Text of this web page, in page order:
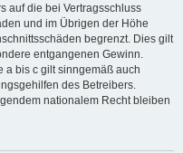
auf die bei Vertragsschluss
und im Übrigen der Höhe
begrenzt. Dies gilt
entgangenen Gewinn.
a bis c gilt sinngemäß auch
des Betreibers.
nationalem Recht bleiben